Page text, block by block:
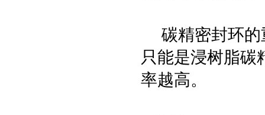
碳精密封环的
只能是浸树脂碳
率越高。